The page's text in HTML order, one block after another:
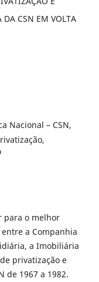
DA CSN EM VOLTA
Nacional – CSN,
para o melhor
a Companhia
a Imobiliária
privatização e
de 1967 a 1982.